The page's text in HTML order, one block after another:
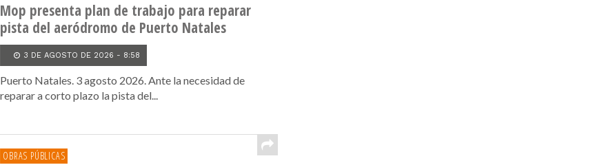
Mop presenta plan de trabajo para reparar
pista del aeródromo de Puerto Natales
3 DE AGOSTO DE 2026 - 8:58
Puerto Natales. 3 agosto 2026. Ante la necesidad de
reparar a corto plazo la pista del...
OBRAS PÚBLICAS